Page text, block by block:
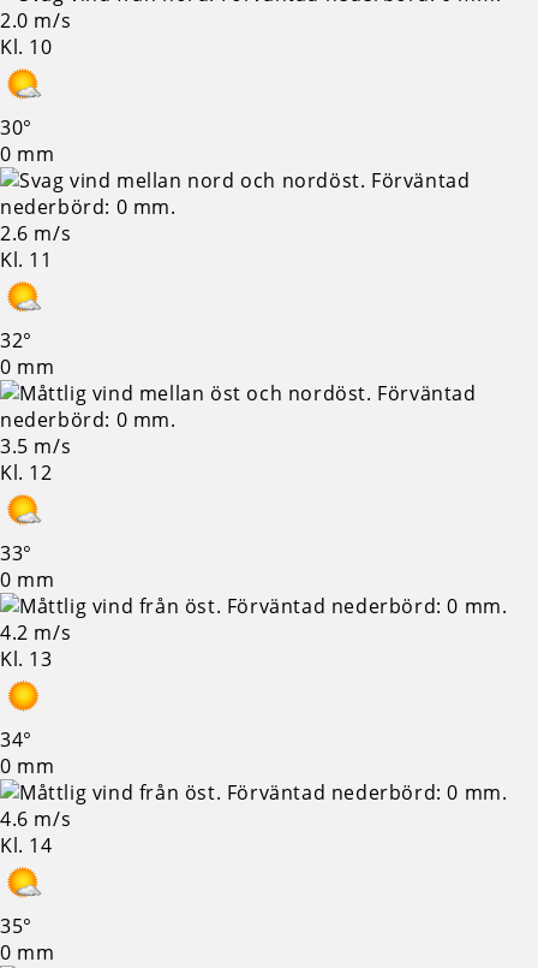
2.0 m/s
Kl. 10
30°
0 mm
2.6 m/s
Kl. 11
32°
0 mm
3.5 m/s
Kl. 12
33°
0 mm
4.2 m/s
Kl. 13
34°
0 mm
4.6 m/s
Kl. 14
35°
0 mm